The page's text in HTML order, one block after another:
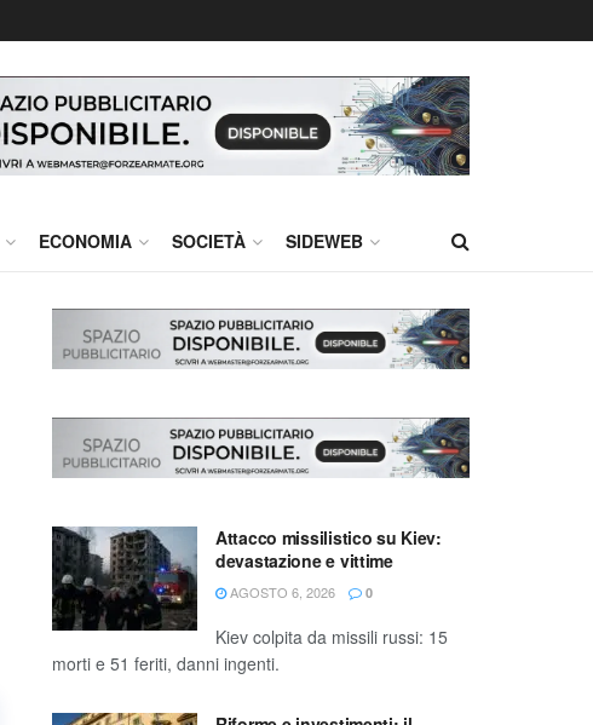
ECONOMIA SOCIETÀ SIDEWEB
Attacco missilistico su Kiev:
devastazione e vittime
AGOSTO 6, 2026 0
Kiev colpita da missili russi: 15
morti e 51 feriti, danni ingenti.